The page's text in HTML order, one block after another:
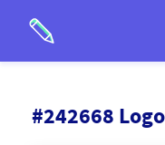
#242668